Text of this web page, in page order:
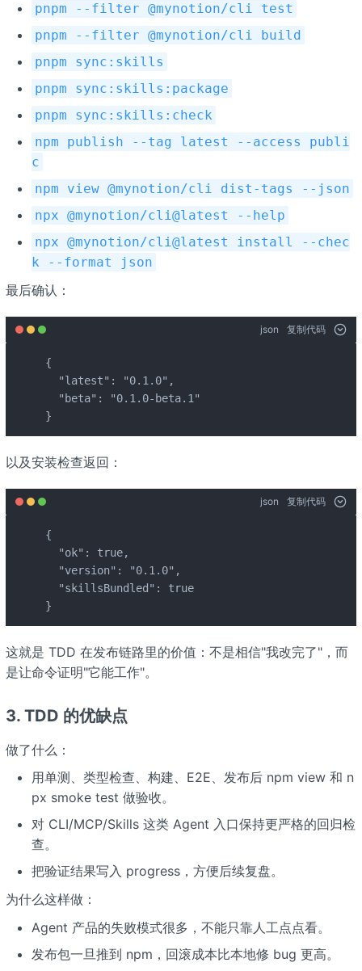
pnpm --filter @mynotion/cli test
pnpm --filter @mynotion/cli build
pnpm sync:skills
pnpm sync:skills:package
pnpm sync:skills:check
npm publish --tag latest --access publi
c
npm view @mynotion/cli dist-tags --json
npx @mynotion/cli@latest --help
npx @mynotion/cli@latest install --chec
k --format json
最后确认：
json 复制代码
{
  "latest": "0.1.0",
  "beta": "0.1.0-beta.1"
}
以及安装检查返回：
json 复制代码
{
  "ok": true,
  "version": "0.1.0",
  "skillsBundled": true
}
这就是 TDD 在发布链路里的价值：不是相信"我改完了"，而
是让命令证明"它能工作"。
3. TDD 的优缺点
做了什么：
用单测、类型检查、构建、E2E、发布后 npm view 和 n
px smoke test 做验收。
对 CLI/MCP/Skills 这类 Agent 入口保持更严格的回归检
查。
把验证结果写入 progress，方便后续复盘。
为什么这样做：
Agent 产品的失败模式很多，不能只靠人工点点看。
发布包一旦推到 npm，回滚成本比本地修 bug 更高。